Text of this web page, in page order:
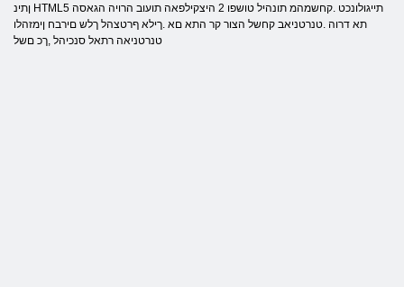
ןתינ HTML5 תייגולונכט .קחשמהמ תונהיל טושפו 2 היצקילפאה תועוב הרויה הגאסה
תא דרוה .טנרטניאב קחשל הצור קר התא םא .ךילא ףרטצהל ךלש םירבח ןימזהלו
טנרטניאה רתאל סנכיהל ,ךכ םשל